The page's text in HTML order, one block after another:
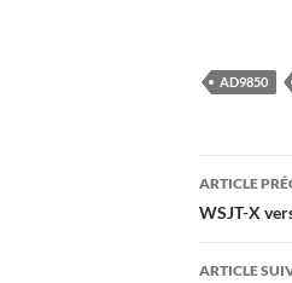
AD9850
des
ARTICLE
WSJT-X
ARTICLE